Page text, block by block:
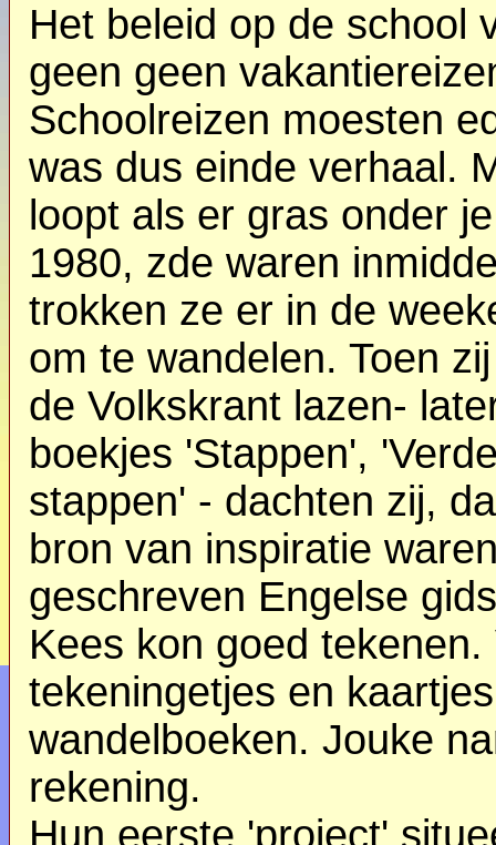
Het beleid op de school
geen geen
Schoolreizen moesten
was dus einde verhaal.
loopt als er gras onder
1980, zde waren
trokken ze er in de
om te wandelen. Toen
de Volkskrant lazen-
boekjes 'Stappen',
stappen' - dachten zij,
bron van inspiratie
geschreven Engelse
Kees kon goed
tekeningetjes en
wandelboeken. Jouke
rekening.
Hun eerste 'project'